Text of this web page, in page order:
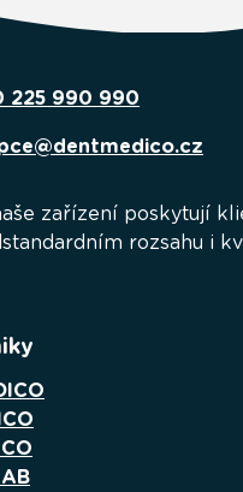
225 990 990
zařízení poskytují
rozsahu i